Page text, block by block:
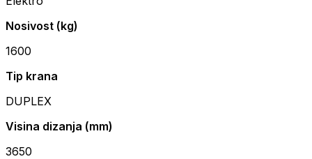
Nosivost (kg)
1600
Tip krana
DUPLEX
Visina dizanja (mm)
3650